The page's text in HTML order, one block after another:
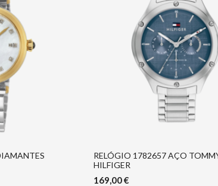
RELÓGIO 1782657 AÇO
HILFIGER
169,00€